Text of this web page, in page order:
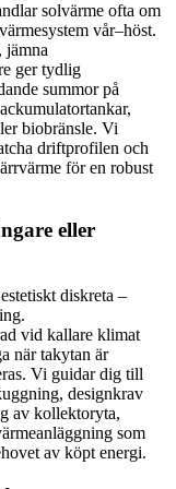
solvärme ofta om
vår–höst.
jämna
ger tydlig
summor på
biobränsle. Vi
driftprofilen och
för en robust
eller
diskreta –
vid kallare klimat
när takytan är
Vi guidar dig till
designkrav
av kollektoryta,
som
av köpt energi.